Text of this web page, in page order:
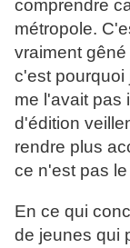
comprendre
métropole.
vraiment
c'est pourquoi
me l'avait pas
d'édition
rendre plus
ce n'est pas
En ce qui
de jeunes qui